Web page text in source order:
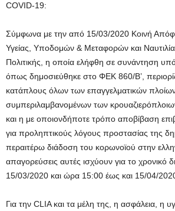
COVID-19:
Σύμφωνα με την από 15/03/2020 Κοινή
Υγείας, Υποδομών & Μεταφορών και
Πολιτικής, η οποία ελήφθη σε συνάντηση
όπως δημοσιεύθηκε στο ΦΕΚ 860/Β’,
κατάπλους όλων των επαγγελματικών
συμπεριλαμβανομένων των
και η με οποιονδήποτε τρόπο αποβίβαση
για προληπτικούς λόγους προστασίας της
περαιτέρω διάδοση του κορωνοϊού στην
απαγορεύσεις αυτές ισχύουν για το χρονικό
15/03/2020 και ώρα 15:00 έως και 15/04/
Για την CLIA και τα μέλη της, η ασφάλεια, η